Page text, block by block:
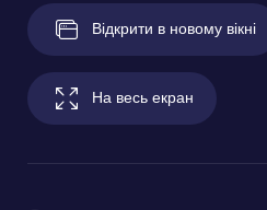
Відкрити в новому вікні
На весь екран